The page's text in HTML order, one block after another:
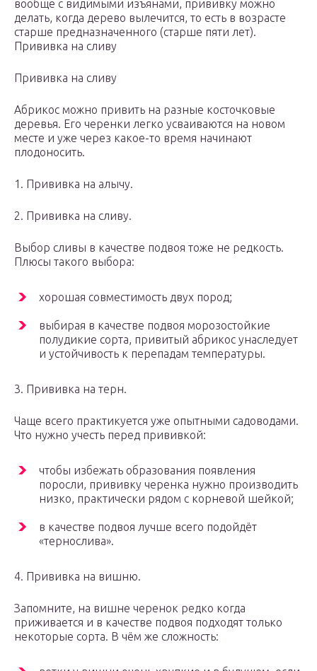
вообще с видимыми изъянами, прививку можно
делать, когда дерево вылечится, то есть в возрасте
старше предназначенного (старше пяти лет).
Прививка на сливу
Прививка на сливу
Абрикос можно привить на разные косточковые
деревья. Его черенки легко усваиваются на новом
месте и уже через какое-то время начинают
плодоносить.
1. Прививка на алычу.
2. Прививка на сливу.
Выбор сливы в качестве подвоя тоже не редкость.
Плюсы такого выбора:
хорошая совместимость двух пород;
выбирая в качестве подвоя морозостойкие
полудикие сорта, привитый абрикос унаследует
и устойчивость к перепадам температуры.
3. Прививка на терн.
Чаще всего практикуется уже опытными садоводами.
Что нужно учесть перед прививкой:
чтобы избежать образования появления
поросли, прививку черенка нужно производить
низко, практически рядом с корневой шейкой;
в качестве подвоя лучше всего подойдёт
«тернослива».
4. Прививка на вишню.
Запомните, на вишне черенок редко когда
приживается и в качестве подвоя подходят только
некоторые сорта. В чём же сложность: